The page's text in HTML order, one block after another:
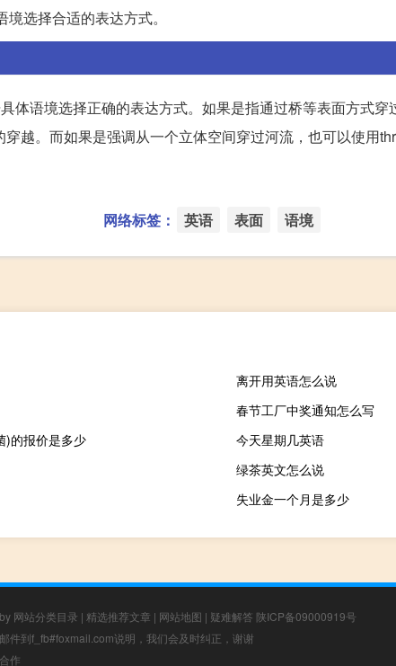
选择合适的表达方式。
体语境选择正确的表达方式。如果是指通过桥等表面方式
越。而如果是强调从一个立体空间穿过河流，也可以使用
网络标签： 英语 表面 语境
离开用英语怎么说
春节工厂中奖通知怎么写
)的报价是多少
今天星期几英语
绿茶英文怎么说
失业金一个月是多少
网站分类目录 | 精选推荐文章 | 网站地图 | 疑难解答 陕ICP备09000919号
件到f_fb#foxmail.com说明，我们会及时纠正，谢谢
作